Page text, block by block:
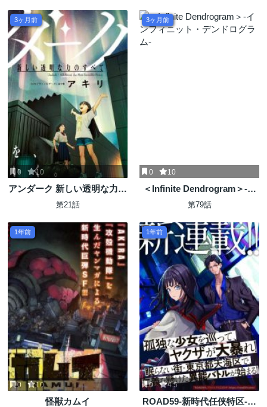
3ヶ月前
0 10
アンダーク 新しい透明な力の
すべて
第21話
3ヶ月前
0 10
＜Infinite Dendrogram＞-イ
ンフィニット・デンドログラ
第79話
1年前
0 10
怪獣カムイ
1年前
0 4.5
ROAD59-新時代任侠特区-